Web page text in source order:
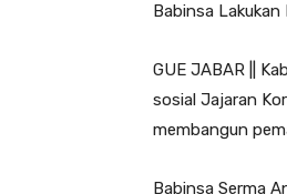
Babinsa
GUE JABAR ||
sosial Jajaran
membangun
Babinsa Serma